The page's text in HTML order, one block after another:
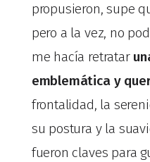
propusieron, supe
pero a la vez, no
me hacía retratar
emblemática y
frontalidad, la
su postura y la
fueron claves para